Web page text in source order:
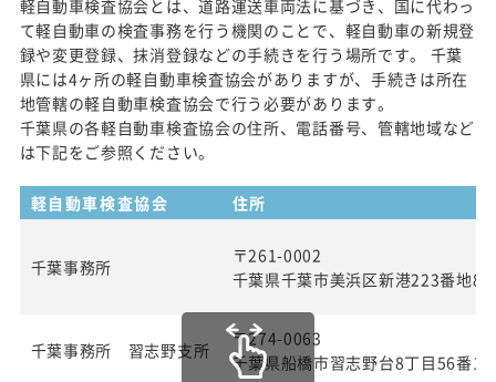
軽自動車検査協会とは、道路運送車両法に基づき、国に代わっ
て軽自動車の検査事務を行う機関のことで、軽自動車の新規登
録や変更登録、抹消登録などの手続きを行う場所です。 千葉
県には4ヶ所の軽自動車検査協会がありますが、手続きは所在
地管轄の軽自動車検査協会で行う必要があります。
千葉県の各軽自動車検査協会の住所、電話番号、管轄地域など
は下記をご参照ください。
軽自動車検査協会 住所
千葉事務所
〒261-0002
千葉県千葉市美浜区新港223番地8
千葉事務所 習志野支所
〒274-0063
千葉県船橋市習志野台8丁目56番1